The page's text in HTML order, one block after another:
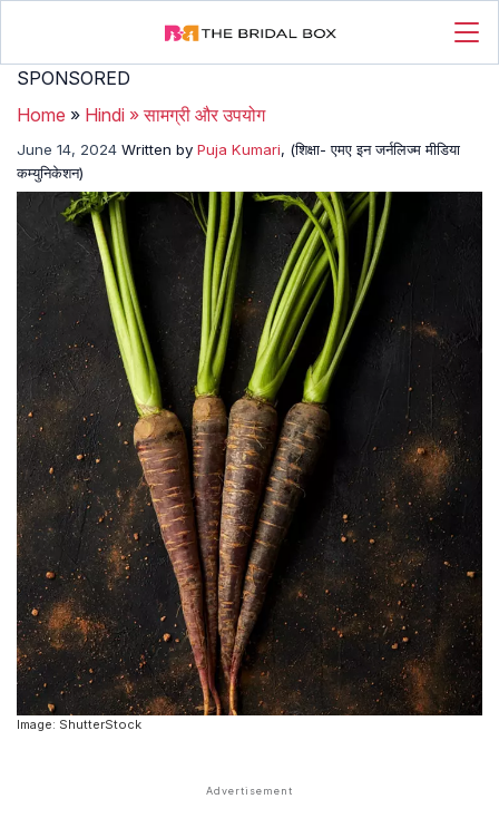
SPONSORED
Home » Hindi »सामग्री और उपयोग
June 14, 2024 Written by Puja Kumari, (शिक्षा- एमए इन जर्नलिज्म मीडिया
कम्युनिकेशन)
Image: ShutterStock